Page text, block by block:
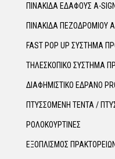
ΠΙΝΑΚΙΔΑ ΕΔΑΦΟΥΣ A-SIGN
ΠΙΝΑΚΙΔΑ ΠΕΖΟΔΡΟΜΙΟΥ
FAST POP UP ΣΥΣΤΗΜΑ
ΤΗΛΕΣΚΟΠΙΚΟ ΣΥΣΤΗΜΑ
ΔΙΑΦΗΜΙΣΤΙΚΟ ΕΔΡΑΝΟ
ΠΤΥΣΣΟΜΕΝΗ ΤΕΝΤΑ /
ΡΟΛΟΚΟΥΡΤΙΝΕΣ
ΕΞΟΠΛΙΣΜΟΣ